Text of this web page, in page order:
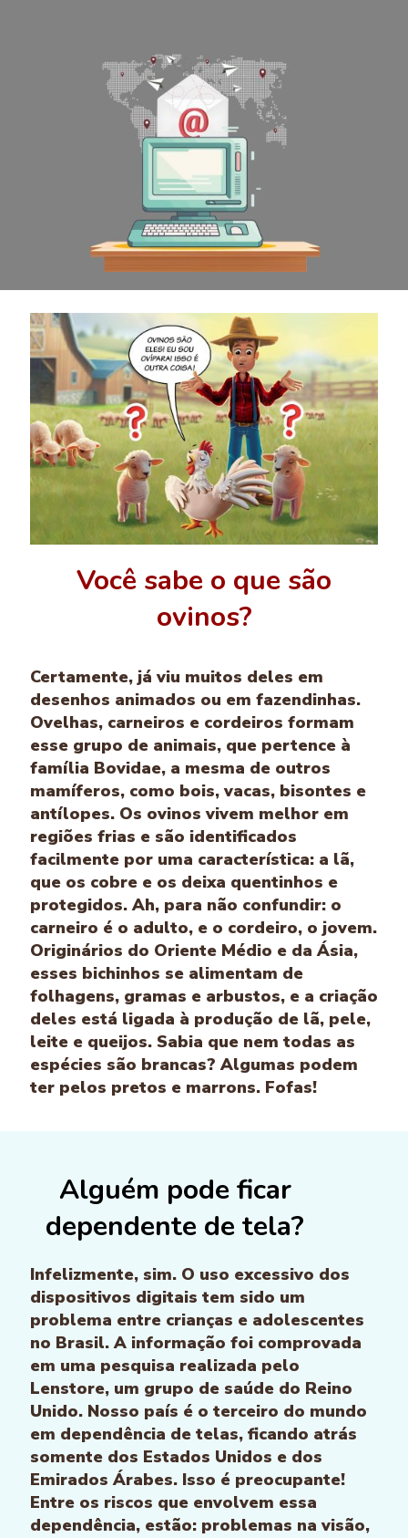
Você sabe o que são
ovinos?
Certamente, já viu muitos deles em
desenhos animados ou em fazendinhas.
Ovelhas, carneiros e cordeiros formam
esse grupo de animais, que pertence à
família Bovidae, a mesma de outros
mamíferos, como bois, vacas, bisontes e
antílopes. Os ovinos vivem melhor em
regiões frias e são identificados
facilmente por uma característica: a lã,
que os cobre e os deixa quentinhos e
protegidos. Ah, para não confundir: o
carneiro é o adulto, e o cordeiro, o jovem.
Originários do Oriente Médio e da Ásia,
esses bichinhos se alimentam de
folhagens, gramas e arbustos, e a criação
deles está ligada à produção de lã, pele,
leite e queijos. Sabia que nem todas as
espécies são brancas? Algumas podem
ter pelos pretos e marrons. Fofas!
Alguém pode ficar
dependente de tela?
Infelizmente, sim. O uso excessivo dos
dispositivos digitais tem sido um
problema entre crianças e adolescentes
no Brasil. A informação foi comprovada
em uma pesquisa realizada pelo
Lenstore, um grupo de saúde do Reino
Unido. Nosso país é o terceiro do mundo
em dependência de telas, ficando atrás
somente dos Estados Unidos e dos
Emirados Árabes. Isso é preocupante!
Entre os riscos que envolvem essa
dependência, estão: problemas na visão,